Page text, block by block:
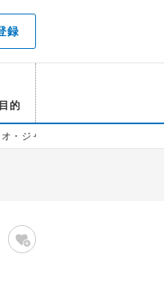
録
的
・ジャパン